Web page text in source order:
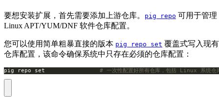
要想安装扩展，首先需要添加上游仓库。 pig repo 可用于管理
Linux APT/YUM/DNF 软件仓库配置。
您可以使用简单粗暴直接的版本 pig repo set 覆盖式写入现有
仓库配置，该命令确保系统中只存在必须的仓库配置：
pig repo set # 一次性配置好所有仓库，包括 Linux 系统仓